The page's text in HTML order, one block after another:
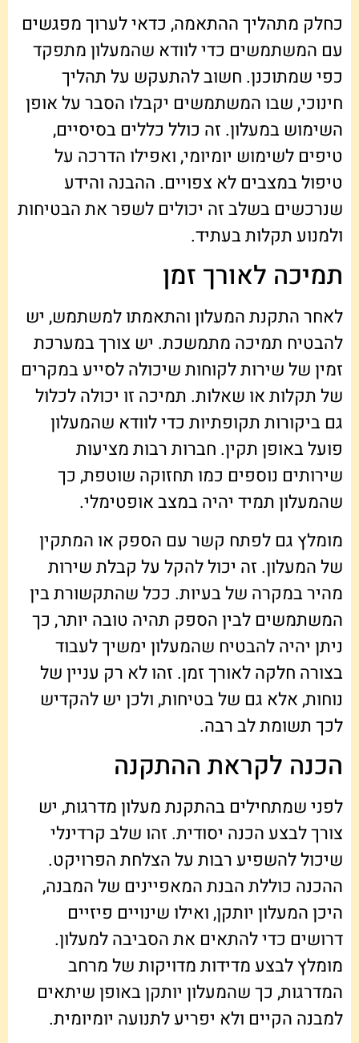
כחלק מתהליך ההתאמה, כדאי לערוך מפגשים
עם המשתמשים כדי לוודא שהמעלון מתפקד
כפי שמתוכנן. חשוב להתעקש על תהליך
חינוכי, שבו המשתמשים יקבלו הסבר על אופן
השימוש במעלון. זה כולל כללים בסיסיים,
טיפים לשימוש יומיומי, ואפילו הדרכה על
טיפול במצבים לא צפויים. ההבנה והידע
שנרכשים בשלב זה יכולים לשפר את הבטיחות
ולמנוע תקלות בעתיד.
תמיכה לאורך זמן
לאחר התקנת המעלון והתאמתו למשתמש, יש
להבטיח תמיכה מתמשכת. יש צורך במערכת
זמין של שירות לקוחות שיכולה לסייע במקרים
של תקלות או שאלות. תמיכה זו יכולה לכלול
גם ביקורות תקופתיות כדי לוודא שהמעלון
פועל באופן תקין. חברות רבות מציעות
שירותים נוספים כמו תחזוקה שוטפת, כך
שהמעלון תמיד יהיה במצב אופטימלי.
מומלץ גם לפתח קשר עם הספק או המתקין
של המעלון. זה יכול להקל על קבלת שירות
מהיר במקרה של בעיות. ככל שהתקשורת בין
המשתמשים לבין הספק תהיה טובה יותר, כך
ניתן יהיה להבטיח שהמעלון ימשיך לעבוד
בצורה חלקה לאורך זמן. זהו לא רק עניין של
נוחות, אלא גם של בטיחות, ולכן יש להקדיש
לכך תשומת לב רבה.
הכנה לקראת ההתקנה
לפני שמתחילים בהתקנת מעלון מדרגות, יש
צורך לבצע הכנה יסודית. זהו שלב קרדינלי
שיכול להשפיע רבות על הצלחת הפרויקט.
ההכנה כוללת הבנת המאפיינים של המבנה,
היכן המעלון יותקן, ואילו שינויים פיזיים
דרושים כדי להתאים את הסביבה למעלון.
מומלץ לבצע מדידות מדויקות של מרחב
המדרגות, כך שהמעלון יותקן באופן שיתאים
למבנה הקיים ולא יפריע לתנועה יומיומית.